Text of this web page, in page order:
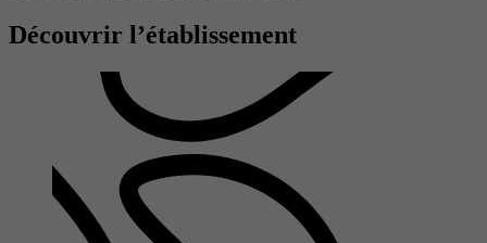
Découvrir l’établissement